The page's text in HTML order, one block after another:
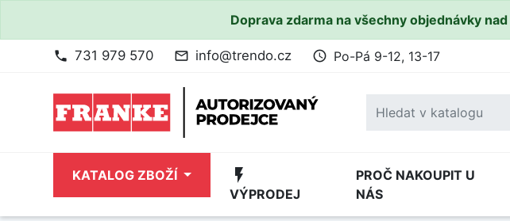
Doprava zdarma na všechny objednávky
phone 731 979 570 mail_outline info@trendo.cz access_time Po-Pá 9-12, 13-17
KATALOG ZBOŽÍ flash_on
VÝPRODEJ
PROČ NAKOUPIT U
NÁS